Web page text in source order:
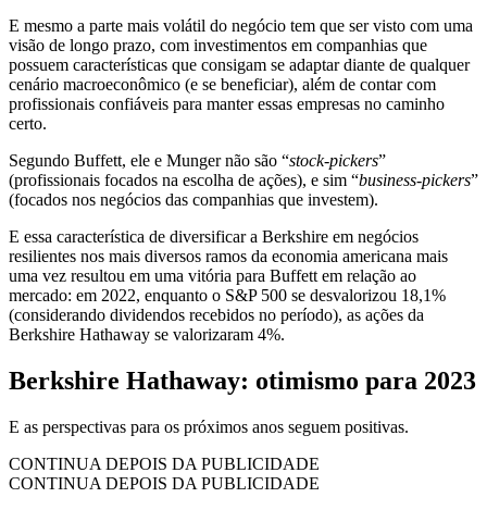
E mesmo a parte mais volátil do negócio tem que ser visto com uma
visão de longo prazo, com investimentos em companhias que
possuem características que consigam se adaptar diante de qualquer
cenário macroeconômico (e se beneficiar), além de contar com
profissionais confiáveis para manter essas empresas no caminho
certo.
Segundo Buffett, ele e Munger não são “stock-pickers”
(profissionais focados na escolha de ações), e sim “business-pickers”
(focados nos negócios das companhias que investem).
E essa característica de diversificar a Berkshire em negócios
resilientes nos mais diversos ramos da economia americana mais
uma vez resultou em uma vitória para Buffett em relação ao
mercado: em 2022, enquanto o S&P 500 se desvalorizou 18,1%
(considerando dividendos recebidos no período), as ações da
Berkshire Hathaway se valorizaram 4%.
Berkshire Hathaway: otimismo para 2023
E as perspectivas para os próximos anos seguem positivas.
CONTINUA DEPOIS DA PUBLICIDADE
CONTINUA DEPOIS DA PUBLICIDADE